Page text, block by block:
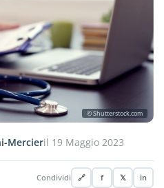
© Shutterstock.com
Mercieril 19 Maggio 2023
Condividi 🔗 f 𝕏 in